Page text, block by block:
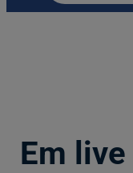
Em live